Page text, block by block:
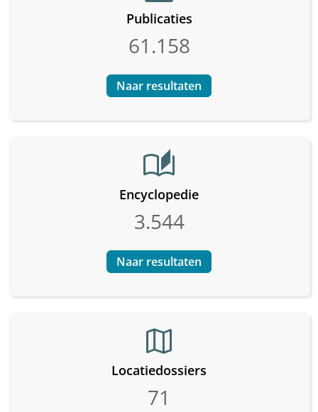
Publicaties
61.158
Naar resultaten
auto_stories
Encyclopedie
3.544
Naar resultaten
map
Locatiedossiers
71